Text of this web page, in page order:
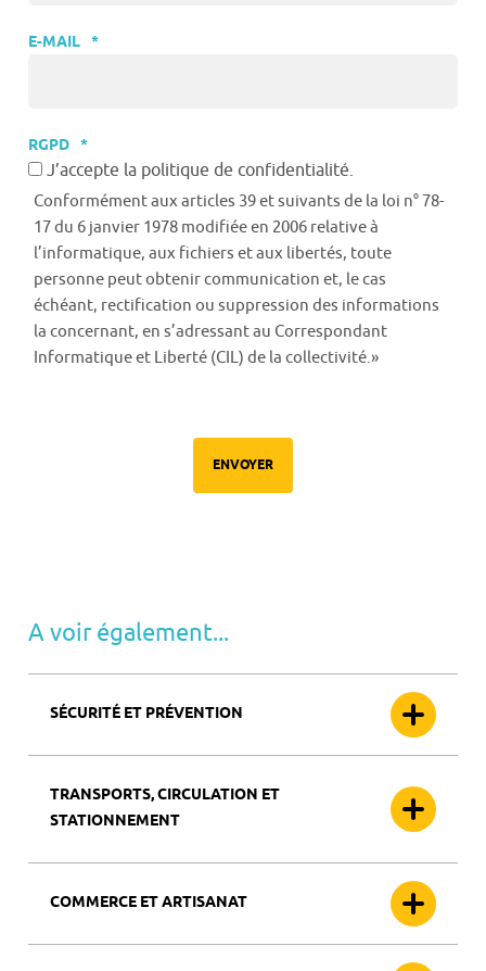
E-MAIL *
RGPD *
J’accepte la politique de confidentialité.
Conformément aux articles 39 et suivants de la loi n° 78-
17 du 6 janvier 1978 modifiée en 2006 relative à
l’informatique, aux fichiers et aux libertés, toute
personne peut obtenir communication et, le cas
échéant, rectification ou suppression des informations
la concernant, en s’adressant au Correspondant
Informatique et Liberté (CIL) de la collectivité.»
ENVOYER
A voir également...
SÉCURITÉ ET PRÉVENTION
TRANSPORTS, CIRCULATION ET
STATIONNEMENT
COMMERCE ET ARTISANAT